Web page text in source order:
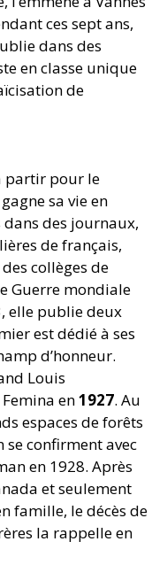
ces sept ans,
dans des
en classe unique
de
partir pour le
sa vie en
des journaux,
de français,
collèges de
Guerre mondiale
elle publie deux
est dédié à ses
d’honneur.
Louis
en1927. Au
espaces de forêts
se confirment avec
en 1928. Après
et seulement
famille, le décès de
la rappelle en